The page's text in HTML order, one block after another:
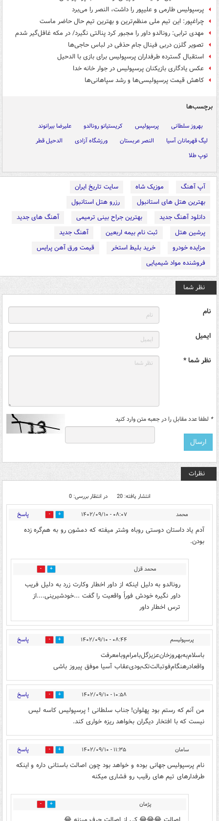
پرسپولیس طارمی و علیپور را داشت، النصر را می‌برد
چراغپور: این تیم ملی منظم‌ترین و بهترین تیم حال حاضر ماست
مهدی ترابی: رونالدو داور را مجبور کرد پنالتی نگیرد/ در مکه غافل‌گیر شدم
تصویر گلزن دربی فینال جام حذفی در لباس حاجی‌ها
استقبال گسترده طرفداران پرسپولیس برای بازی با الدحیل
عکس یادگاری بازیکنان پرسپولیس در جوار خانه خدا
کاهش قیمت پرسپولیسی‌ها و رشد سپاهانی‌ها
برچسب‌ها
بهروز سلطانی پرسپولیس کریستیانو رونالدو
علیرضا بیرانوند
لیگ قهرمانان آسیا
النصر عربستان ورزشگاه آزادی
الدحیل قطر
توپ طلا
آپ آهنگ موزیک شاه
سایت تاریخ ایران
بهترین هتل های استانبول
رزرو هتل استانبول
دانلود آهنگ جدید
بهترین جراح بینی ترمیمی
آهنگ های جدید
پرشین هتل
ثبت نام بیمه اربعین
آهنگ جدید
مزایده خودرو
خرید بلیط استخر
قیمت ورق آهن پرایس
فروشنده مواد شیمیایی
نظر شما
نام
ایمیل
نظر شما *
* لطفا عدد مقابل را در جعبه متن وارد کنید
نظرات
انتشار یافته: 20 در انتظار بررسی: 0
محمد ۰۸:۰۷ - ۱۴۰۲/۰۹/۱۰ 9 پاسخ
آدم‌ یاد داستان دوستی روباه و‌شتر میفته که دمشون رو به هم‌گره زده
بودن.
محمد قزل 4
رونالدو به دلیل اینکه از داور اخطار وکارت زرد به دلیل فریب
داور نگیره خودش فوراً واقعیت را گفت ...خودشیرینی....از
ترس اخطار داور
پرسپولیسم ۰۸:۴۴ - ۱۴۰۲/۰۹/۱۰ 8 پاسخ
باسلام‌به‌بهروز‌خان‌عزیز‌گل‌‌بامرام‌وبامعرفت
واقعا‌درهنگام‌فوتبالت‌تک‌بودی‌عقاب آسیا موفق پیروز باشی
۱۰:۵۸ - ۱۴۰۲/۰۹/۱۰ 2 پاسخ
من آنم که رستم بود پهلوان! جناب سلطانی ! پرسپولیس کاسه لیس
نیست که با افتخار دیگران بخواهد ریزه خواری کند.
سامان ۱۱:۳۵ - ۱۴۰۲/۰۹/۱۰ 6 پاسخ
نام پرسپولیس جهانی بوده و خواهد بود چون اصالت باستانی داره و اینکه
طرفدارهای تیم های رقیب رو فشاری میکنه
پژمان 0